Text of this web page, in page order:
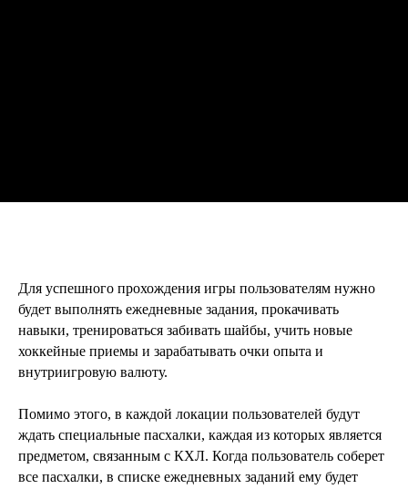
Для успешного прохождения игры пользователям нужно
будет выполнять ежедневные задания, прокачивать
навыки, тренироваться забивать шайбы, учить новые
хоккейные приемы и зарабатывать очки опыта и
внутриигровую валюту.
Помимо этого, в каждой локации пользователей будут
ждать специальные пасхалки, каждая из которых является
предметом, связанным с КХЛ. Когда пользователь соберет
все пасхалки, в списке ежедневных заданий ему будет